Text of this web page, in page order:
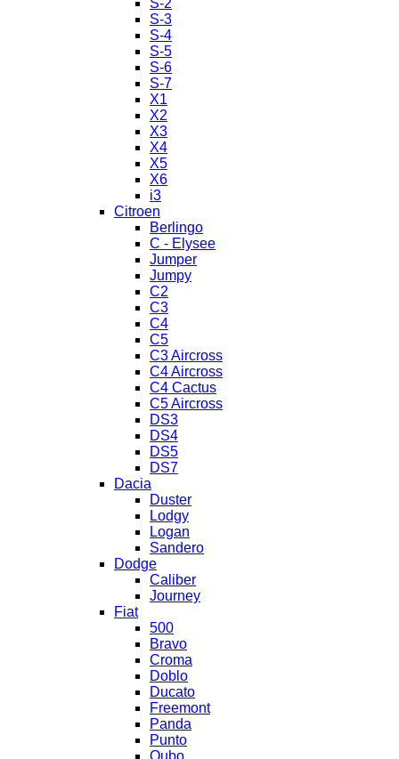
S-3
S-4
S-5
S-6
S-7
X1
X2
X3
X4
X5
X6
i3
Citroen
Berlingo
C - Elysee
Jumper
Jumpy
C2
C3
C4
C5
C3 Aircross
C4 Aircross
C4 Cactus
C5 Aircross
DS3
DS4
DS5
DS7
Dacia
Duster
Lodgy
Logan
Sandero
Dodge
Caliber
Journey
Fiat
500
Bravo
Croma
Doblo
Ducato
Freemont
Panda
Punto
Qubo